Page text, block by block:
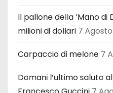
Il pallone della ‘Mano di
milioni di dollari 7
Carpaccio di melone 7
Domani l’ultimo saluto